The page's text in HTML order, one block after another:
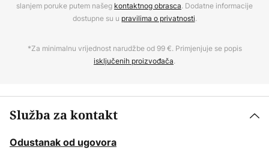
slanjem poruke putem našeg kontaktnog obrasca. Dodatne informacije
dostupne su u pravilima o privatnosti.
*Za minimalnu vrijednost narudžbe od 99 €. Primjenjuje se popis
isključenih proizvođača.
Služba za kontakt
Odustanak od ugovora